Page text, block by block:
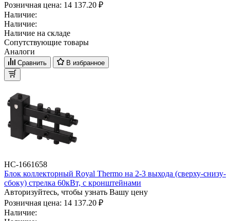
Розничная цена: 14 137.20 ₽
Наличие:
Наличие:
Наличие на складе
Сопутствующие товары
Аналоги
Сравнить В избранное
НС-1661658
Блок коллекторный Royal Thermo на 2-3 выхода (сверху-снизу-
сбоку) стрелка 60кВт, с кронштейнами
Авторизуйтесь, чтобы узнать Вашу цену
Розничная цена: 14 137.20 ₽
Наличие: